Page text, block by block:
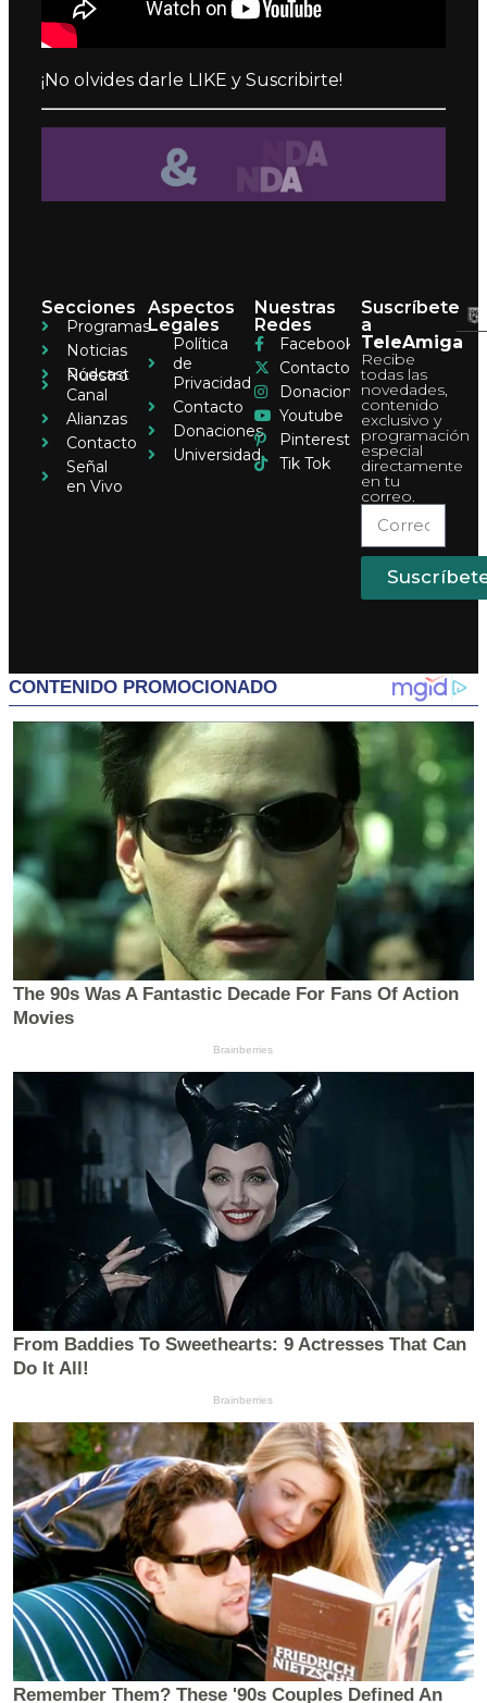
¡No olvides darle LIKE y Suscribirte!
Secciones
Programas
Noticias
Pódcast
Nuestro
Canal
Alianzas
Contacto
Señal
en Vivo
Aspectos
Legales
Política
de
Privacidad
Contacto
Donaciones
Universidad
Nuestras
Redes
Facebook
Contacto
Donaciones
Youtube
Pinterest
Tik Tok
Suscríbete
a
TeleAmiga
Recibe
todas las
novedades,
contenido
exclusivo y
programación
especial
directamente
en tu
correo.